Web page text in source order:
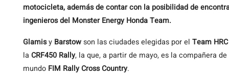
motocicleta, además de contar con la posibilidad de
ingenieros del Monster Energy Honda Team.
Glamisy Barstowson las ciudades elegidas por el Team HRC
la CRF450 Rally, la que, a partir de mayo, es la compañera
mundo FIM Rally Cross Country.